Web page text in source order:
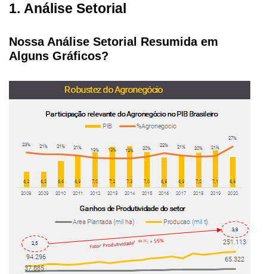
1. Análise Setorial
Nossa Análise Setorial Resumida em
Alguns Gráficos?